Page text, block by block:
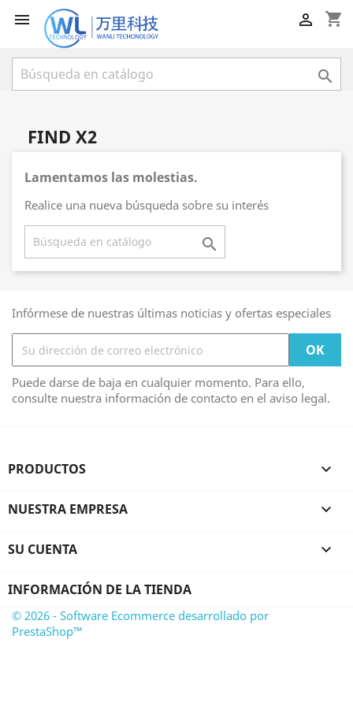
 shopping_cart


FIND X2
Lamentamos las molestias.
Realice una nueva búsqueda sobre su interés

Infórmese de nuestras últimas noticias y ofertas especiales
Puede darse de baja en cualquier momento. Para ello,
consulte nuestra información de contacto en el aviso legal.
PRODUCTOS 
NUESTRA EMPRESA 
SU CUENTA 
INFORMACIÓN DE LA TIENDA
© 2026 - Software Ecommerce desarrollado por
PrestaShop™